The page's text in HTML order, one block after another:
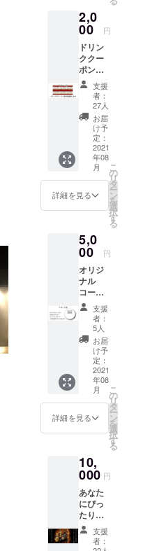
で経営の勉
強をしなが
らバーテン
ダーをして
おります。
・資格
「HBAバー
テンダー」
ホテルバー
メンズ協会
認定
「レストラ
ンサービス
技能士２
級」国家資
「J.S.Aワイ
ンソムリ
エ」日本ソ
ムリエ協会
認定
・趣味
読書や食
まにキャン
プなどアウ
トドアな遊
びが好きで
す♪
ドリン
クチ
ケット
有効期
限 営
業開始
から一
年間。
2,0
00 円
ドリン
ククー
ポン６
枚【郵
送にて
クーポ
ン券を
お届け
しま
す】
クーポ
ン券有
効期
限 営
業開始
から一
支援
者：
27人
お届
け予
定：
2021
年08
月
詳細を見る
こ
の
リ
タ
ー
ン
を
選
択
す
る
5,0
00 円
オリジ
ナル
コース
ター１
枚を郵
送致し
ます！
【ご持
参いた
だくと
いつで
ファー
ストド
リンク
を１杯
しま
す】
支援
者：
5人
お届
け予
定：
2021
年08
月
詳細を見る
こ
の
リ
タ
ー
ン
を
選
択
す
る
10,
000 円
あなた
にぴっ
たりに
のウイ
スキー
かワイ
支援
者：